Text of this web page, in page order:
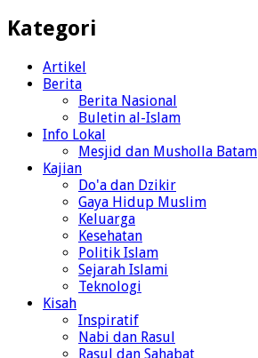
Kategori
Artikel
Berita
Berita Nasional
Buletin al-Islam
Info Lokal
Mesjid dan Musholla Batam
Kajian
Do'a dan Dzikir
Gaya Hidup Muslim
Keluarga
Kesehatan
Politik Islam
Sejarah Islami
Teknologi
Kisah
Inspiratif
Nabi dan Rasul
Rasul dan Sahabat